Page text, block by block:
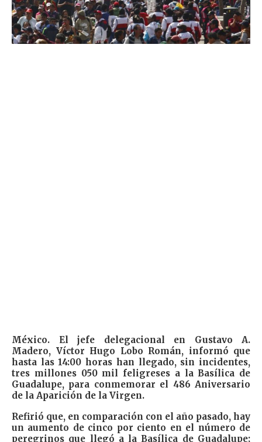
México. El jefe delegacional en Gustavo A.
Madero, Víctor Hugo Lobo Román, informó que
hasta las 14:00 horas han llegado, sin incidentes,
tres millones 050 mil feligreses a la Basílica de
Guadalupe, para conmemorar el 486 Aniversario
de la Aparición de la Virgen.
Refirió que, en comparación con el año pasado, hay
un aumento de cinco por ciento en el número de
peregrinos que llegó a la Basílica de Guadalupe;